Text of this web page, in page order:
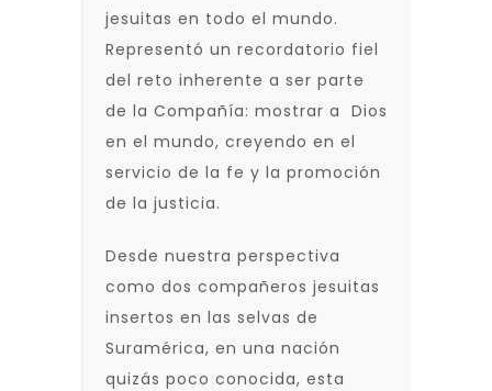
jesuitas en todo el mundo.
Representó un recordatorio fiel
del reto inherente a ser parte
de la Compañía: mostrar a Dios
en el mundo, creyendo en el
servicio de la fe y la promoción
de la justicia.
Desde nuestra perspectiva
como dos compañeros jesuitas
insertos en las selvas de
Suramérica, en una nación
quizás poco conocida, esta